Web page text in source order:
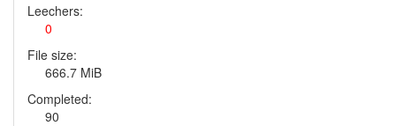
Leechers:
0
File size:
666.7 MiB
Completed:
90